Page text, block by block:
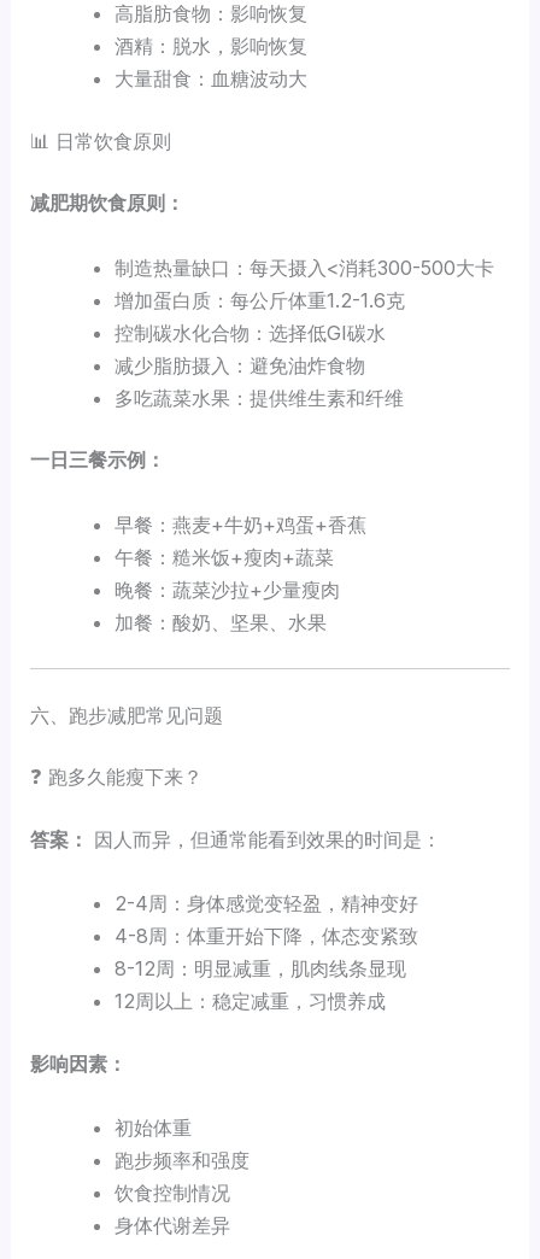
高脂肪食物：影响恢复
酒精：脱水，影响恢复
大量甜食：血糖波动大
📊 日常饮食原则
减肥期饮食原则：
制造热量缺口：每天摄入<消耗300-500大卡
增加蛋白质：每公斤体重1.2-1.6克
控制碳水化合物：选择低GI碳水
减少脂肪摄入：避免油炸食物
多吃蔬菜水果：提供维生素和纤维
一日三餐示例：
早餐：燕麦+牛奶+鸡蛋+香蕉
午餐：糙米饭+瘦肉+蔬菜
晚餐：蔬菜沙拉+少量瘦肉
加餐：酸奶、坚果、水果
六、跑步减肥常见问题
❓ 跑多久能瘦下来？
答案： 因人而异，但通常能看到效果的时间是：
2-4周：身体感觉变轻盈，精神变好
4-8周：体重开始下降，体态变紧致
8-12周：明显减重，肌肉线条显现
12周以上：稳定减重，习惯养成
影响因素：
初始体重
跑步频率和强度
饮食控制情况
身体代谢差异